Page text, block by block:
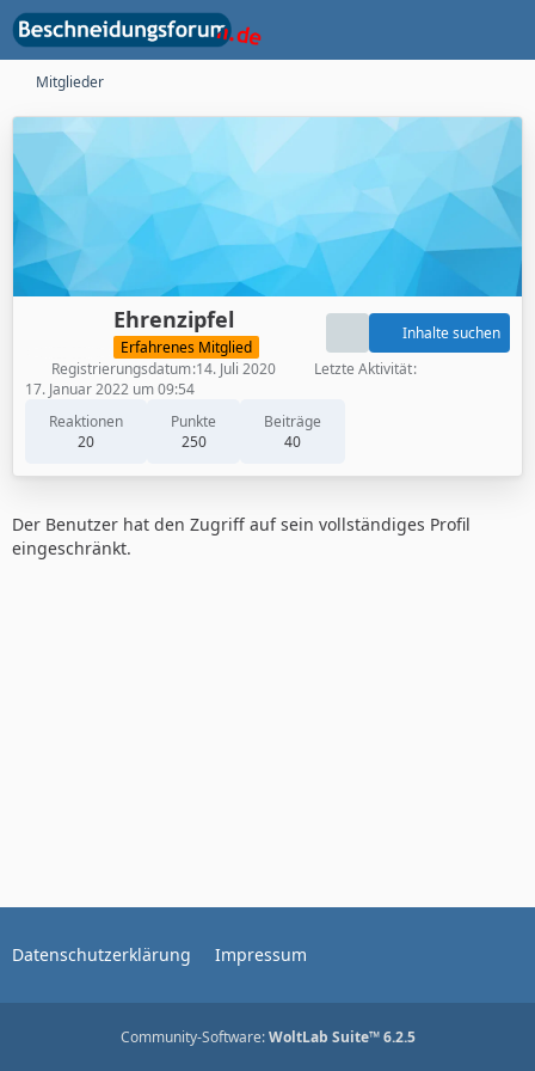
Mitglieder
Ehrenzipfel
Erfahrenes Mitglied
Reaktionen
20
Punkte
250
Beiträge
40
Inhalte suchen
Registrierungsdatum 14. Juli 2020
Letzte Aktivität
17. Januar 2022 um 09:54
Der Benutzer hat den Zugriff auf sein vollständiges Profil
eingeschränkt.
Datenschutzerklärung Impressum
Community-Software:WoltLab Suite™ 6.2.5